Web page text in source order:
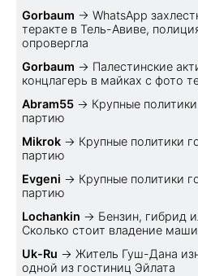
Gorbaum → WhatsApp
теракте в Тель-Авиве,
опровергла
Gorbaum → Палестинские
концлагерь в майках с фото
Abram55 → Крупные
партию
Mikrok → Крупные политики
партию
Evgeni → Крупные политики
партию
Lochankin → Бензин, гибрид
Cколько стоит владение
Uk-Ru → Житель Гуш-Дана
одной из гостиниц Эйлата